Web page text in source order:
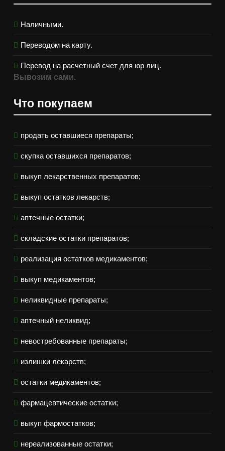
Наличными.
Переводом на карту.
Перевод на расчетный счет для юр лиц.
Вывозим сами.
Что покупаем
продать оставшиеся препараты;
скупка оставшихся препаратов;
выкуп лекарственных препаратов;
выкуп остатков лекарств;
аптечные остатки;
складские остатки препаратов;
реализация остатков медикаментов;
выкуп медикаментов;
неликвидные препараты;
аптечный неликвид;
невостребованные препараты;
излишки лекарств;
остатки медикаментов;
фармацевтические остатки;
выкуп фармостатков;
нереализованные остатки;